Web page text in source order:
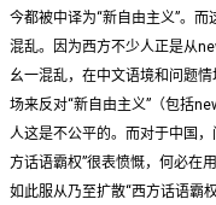
今都被中译为“新自由主义”。
混乱。因为西方不少人正是从
幺一混乱，在中文语境和问题
场来反对“新自由主义”（包括
人这是不公平的。而对于中国
方话语霸权”很表愤慨，何必在
如此服从乃至扩散“西方话语霸